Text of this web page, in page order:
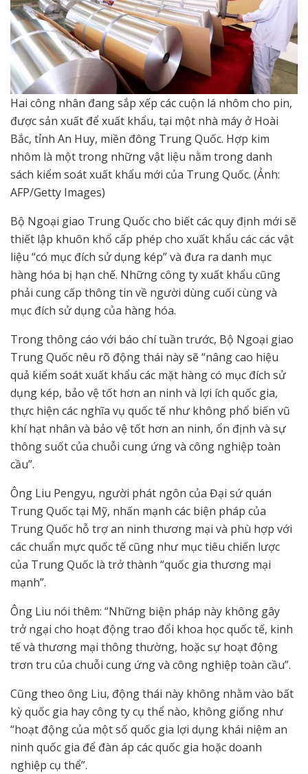
Hai công nhân đang sắp xếp các cuộn lá nhôm cho pin,
được sản xuất để xuất khẩu, tại một nhà máy ở Hoài
Bắc, tỉnh An Huy, miền đông Trung Quốc. Hợp kim
nhôm là một trong những vật liệu nằm trong danh
sách kiểm soát xuất khẩu mới của Trung Quốc. (Ảnh:
AFP/Getty Images)
Bộ Ngoại giao Trung Quốc cho biết các quy định mới sẽ
thiết lập khuôn khổ cấp phép cho xuất khẩu các các vật
liệu “có mục đích sử dụng kép” và đưa ra danh mục
hàng hóa bị hạn chế. Những công ty xuất khẩu cũng
phải cung cấp thông tin về người dùng cuối cùng và
mục đích sử dụng của hàng hóa.
Trong thông cáo với báo chí tuần trước, Bộ Ngoại giao
Trung Quốc nêu rõ động thái này sẽ “nâng cao hiệu
quả kiểm soát xuất khẩu các mặt hàng có mục đích sử
dụng kép, bảo vệ tốt hơn an ninh và lợi ích quốc gia,
thực hiện các nghĩa vụ quốc tế như không phổ biến vũ
khí hạt nhân và bảo vệ tốt hơn an ninh, ổn định và sự
thông suốt của chuỗi cung ứng và công nghiệp toàn
cầu”.
Ông Liu Pengyu, người phát ngôn của Đại sứ quán
Trung Quốc tại Mỹ, nhấn mạnh các biện pháp của
Trung Quốc hỗ trợ an ninh thương mại và phù hợp với
các chuẩn mực quốc tế cũng như mục tiêu chiến lược
của Trung Quốc là trở thành “quốc gia thương mại
mạnh”.
Ông Liu nói thêm: “Những biện pháp này không gây
trở ngại cho hoạt động trao đổi khoa học quốc tế, kinh
tế và thương mại thông thường, hoặc sự hoạt động
trơn tru của chuỗi cung ứng và công nghiệp toàn cầu”.
Cũng theo ông Liu, động thái này không nhằm vào bất
kỳ quốc gia hay công ty cụ thể nào, không giống như
“hoạt động của một số quốc gia lợi dụng khái niệm an
ninh quốc gia để đàn áp các quốc gia hoặc doanh
nghiệp cụ thể”.